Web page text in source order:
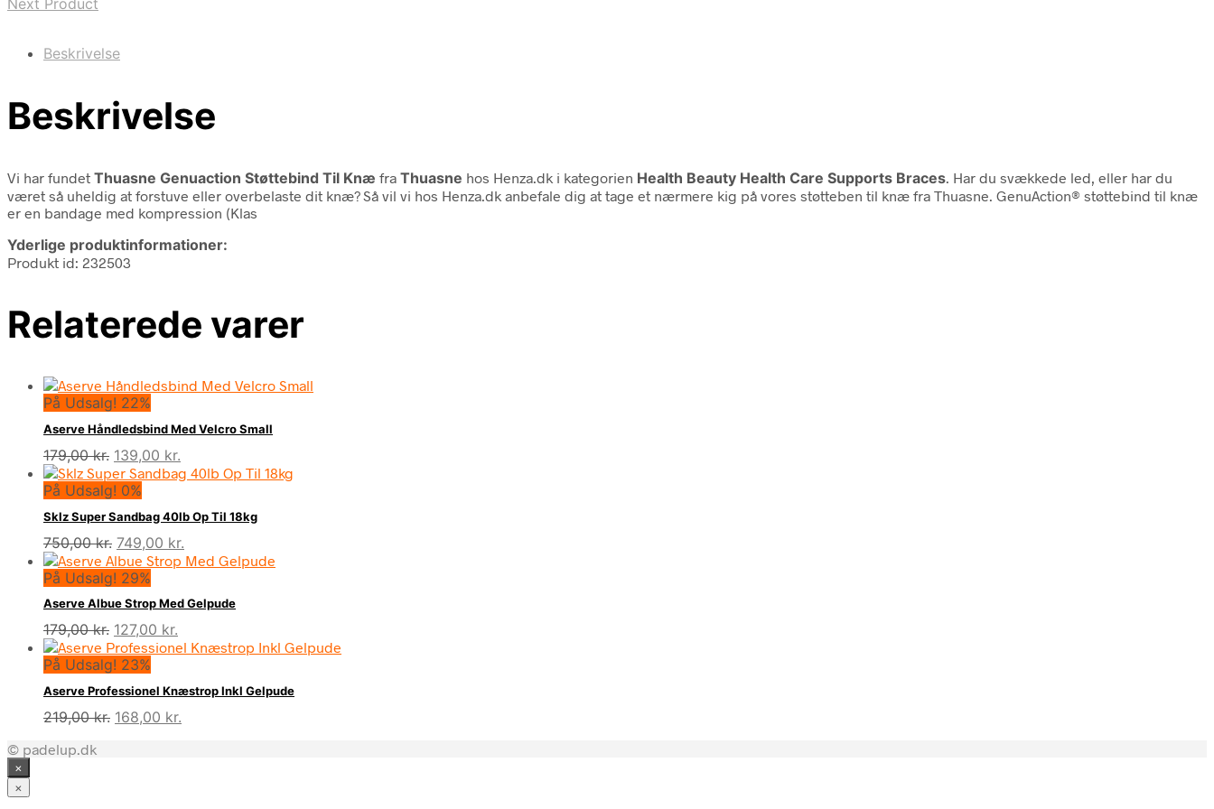
Beskrivelse
Beskrivelse
Vi har fundet Thuasne Genuaction Støttebind Til Knæ fra Thuasne hos Henza.dk i kategorien Health Beauty Health Care Supports Braces . Har du svækkede led, eller har du
været så uheldig at forstuve eller overbelaste dit knæ? Så vil vi hos Henza.dk anbefale dig at tage et nærmere kig på vores støtteben til knæ fra Thuasne. GenuAction® støttebind til knæ
er en bandage med kompression (Klas
Yderlige produktinformationer:
Produkt id: 232503
Relaterede varer
På Udsalg! 22%
Aserve Håndledsbind Med Velcro Small
179,00kr. Den
oprindelige
pris
var:
179,00 kr..
139,00 kr.
aktuelle
er:
139,00 kr..
På Udsalg! 0%
Sklz Super Sandbag 40lb Op Til 18kg
750,00kr. Den
oprindelige
pris
var:
750,00 kr..
749,00 kr.
aktuelle
er:
749,00 kr..
På Udsalg! 29%
Aserve Albue Strop Med Gelpude
179,00kr. Den
oprindelige
pris
var:
179,00 kr..
127,00 kr.
aktuelle
127,00 kr..
På Udsalg! 23%
Aserve Professionel Knæstrop Inkl Gelpude
219,00kr. Den
168,00 kr.
© padelup.dk
×
×